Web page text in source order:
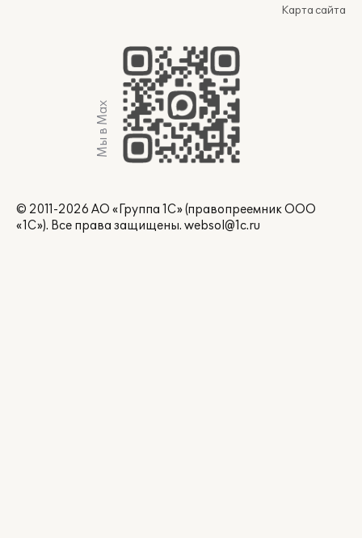
Карта сайта
Мы в Max
© 2011-2026 АО «Группа 1С» (правопреемник ООО
«1С»). Все права защищены. websol@1c.ru